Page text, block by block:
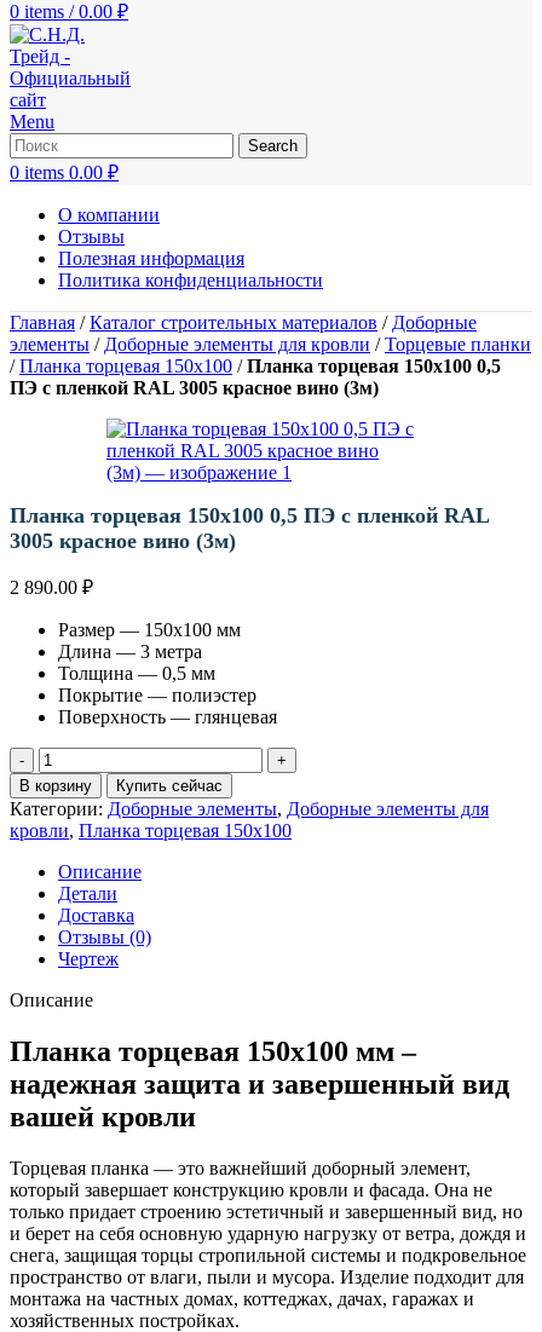
0 items / 0.00 ₽
Menu
Search
0 items 0.00 ₽
О компании
Отзывы
Полезная информация
Политика конфиденциальности
Главная /Каталог строительных материалов / Доборные
элементы / Доборные элементы для кровли /Торцевые планки
/Планка торцевая 150х100 /Планка торцевая 150х100 0,5
ПЭ с пленкой RAL 3005 красное вино (3м)
Планка торцевая 150х100 0,5 ПЭ с пленкой RAL
3005 красное вино (3м)
2 890.00 ₽
Размер — 150х100 мм
Длина — 3 метра
Толщина — 0,5 мм
Покрытие — полиэстер
Поверхность — глянцевая
Количество
товара
Планка
торцевая
150х100
0,5
ПЭ
с
пленкой
RAL
3005
красное
В корзину Купить сейчас
Категории: Доборные элементы, Доборные элементы для
кровли, Планка торцевая 150х100
Описание
Детали
Доставка
Отзывы (0)
Чертеж
Описание
Планка торцевая 150х100 мм –
надежная защита и завершенный вид
вашей кровли
Торцевая планка — это важнейший доборный элемент,
который завершает конструкцию кровли и фасада. Она не
только придает строению эстетичный и завершенный вид, но
и берет на себя основную ударную нагрузку от ветра, дождя и
снега, защищая торцы стропильной системы и подкровельное
пространство от влаги, пыли и мусора. Изделие подходит для
монтажа на частных домах, коттеджах, дачах, гаражах и
хозяйственных постройках.